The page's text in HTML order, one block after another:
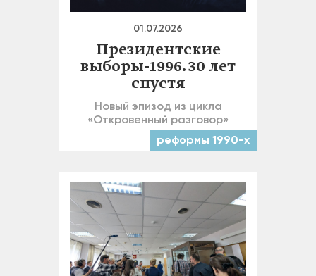
01.07.2026
Президентские
выборы-1996. 30 лет
спустя
Новый эпизод из цикла
«Откровенный разговор»
реформы 1990-х